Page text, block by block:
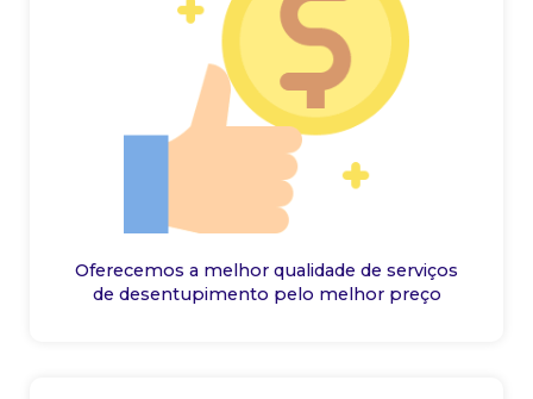
Oferecemos a melhor qualidade de serviços
de desentupimento pelo melhor preço